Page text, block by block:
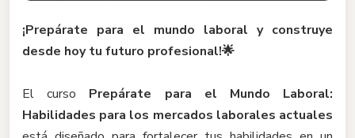
¡Prepárate para el mundo laboral y construye
desde hoy tu futuro profesional!🌟
El curso Prepárate para el Mundo Laboral:
Habilidades para los mercados laborales actuales